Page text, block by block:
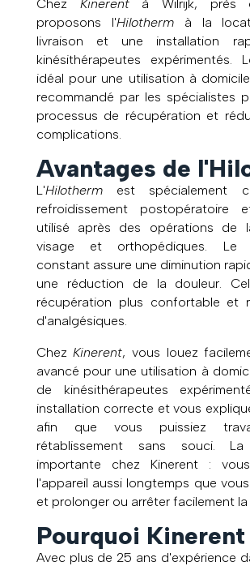
Chez Kinerentà Wilrijk, près
proposons l'Hilothermà la
livraison et une installation
kinésithérapeutes expérimentés.
idéal pour une utilisation à
recommandé par les spécialistes
processus de récupération et
complications.
Avantages de
L'Hilothermest spécialement
refroidissement postopératoire
utilisé après des opérations de
visage et orthopédiques. Le
constant assure une diminution
une réduction de la douleur.
récupération plus confortable et
d'analgésiques.
Chez Kinerent, vous louez
avancé pour une utilisation à
de kinésithérapeutes
installation correcte et vous
afin que vous puissiez
rétablissement sans souci.
importante chez Kinerent :
l'appareil aussi longtemps que
et prolonger ou arrêter facilement la
Pourquoi Kinerent
Avec plus de 25 ans d'expérience